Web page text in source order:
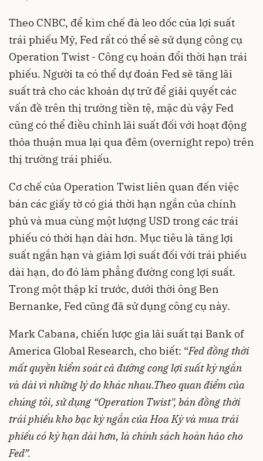
Theo CNBC, để kìm chế đà leo dốc của lợi suất
trái phiếu Mỹ, Fed rất có thể sẽ sử dụng công cụ
Operation Twist - Công cụ hoán đổi thời hạn trái
phiếu. Người ta có thể dự đoán Fed sẽ tăng lãi
suất trả cho các khoản dự trữ để giải quyết các
vấn đề trên thị trường tiền tệ, mặc dù vậy Fed
cũng có thể điều chỉnh lãi suất đối với hoạt động
thỏa thuận mua lại qua đêm (overnight repo) trên
thị trường trái phiếu.
Cơ chế của Operation Twist liên quan đến việc
bán các giấy tờ có giá thời hạn ngắn của chính
phủ và mua cùng một lượng USD trong các trái
phiếu có thời hạn dài hơn. Mục tiêu là tăng lợi
suất ngắn hạn và giảm lợi suất đối với trái phiếu
dài hạn, do đó làm phẳng đường cong lợi suất.
Trong một thập kỉ trước, dưới thời ông Ben
Bernanke, Fed cũng đã sử dụng công cụ này.
Mark Cabana, chiến lược gia lãi suất tại Bank of
America Global Research, cho biết: “Fed đồng thời
mất quyền kiểm soát cả đường cong lợi suất kỳ ngắn
và dài vì những lý do khác nhau.Theo quan điểm của
chúng tôi, sử dụng “Operation Twist", bán đồng thời
trái phiếu kho bạc kỳ ngắn của Hoa Kỳ và mua trái
phiếu có kỳ hạn dài hơn, là chính sách hoàn hảo cho
Fed”.